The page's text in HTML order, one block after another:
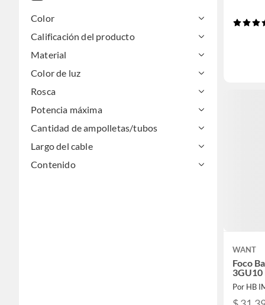
Color
Calificación del producto
Material
Color de luz
Rosca
Potencia máxima
Cantidad de ampolletas/tubos
Largo del cable
Contenido
WANT
Foco
Por HB